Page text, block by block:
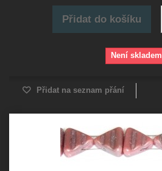
Přidat do košíku
Není skladem
Přidat na seznam přání